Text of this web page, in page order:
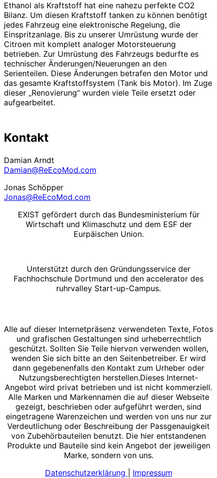
Ethanol als Kraftstoff hat eine nahezu perfekte CO2
Bilanz. Um diesen Kraftstoff tanken zu können benötigt
jedes Fahrzeug eine elektronische Regelung, die
Einspritzanlage. Bis zu unserer Umrüstung wurde der
Citroen mit komplett analoger Motorsteuerung
betrieben. Zur Umrüstung des Fahrzeugs bedurfte es
technischer Änderungen/Neuerungen an den
Serienteilen. Diese Änderungen betrafen den Motor und
das gesamte Kraftstoffsystem (Tank bis Motor). Im Zuge
dieser „Renovierung“ wurden viele Teile ersetzt oder
aufgearbeitet.
Kontakt
Damian Arndt
Damian@ReEcoMod.com
Jonas Schöpper
Jonas@ReEcoMod.com
EXIST gefördert durch das Bundesministerium für
Wirtschaft und Klimaschutz und dem ESF der
Eurpäischen Union.
Unterstützt durch den Gründungsservice der
Fachhochschule Dortmund und den accelerator des
ruhrvalley Start-up-Campus.
Alle auf dieser Internetpräsenz verwendeten Texte, Fotos
und grafischen Gestaltungen sind urheberrechtlich
geschützt. Sollten Sie Teile hiervon verwenden wollen,
wenden Sie sich bitte an den Seitenbetreiber. Er wird
dann gegebenenfalls den Kontakt zum Urheber oder
Nutzungsberechtigten herstellen.Dieses Internet-
Angebot wird privat betrieben und ist nicht kommerziell.
Alle Marken und Markennamen die auf dieser Webseite
gezeigt, beschrieben oder aufgeführt werden, sind
eingetragene Warenzeichen und werden von uns nur zur
Verdeutlichung oder Beschreibung der Passgenauigkeit
von Zubehörbauteilen benutzt. Die hier entstandenen
Produkte und Bauteile sind kein Angebot der jeweiligen
Marke, sondern von uns.
Datenschutzerklärung
Impressum